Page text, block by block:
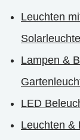
Leuchten
Lampen &
LED
Leuchten &